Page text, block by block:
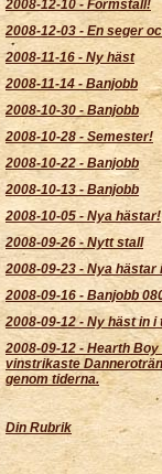
2008-12-10- Formstall!
2008-12-03 - En seger
2008-11-16 - Ny häst
2008-11-14- Banjobb
2008-10-30 -Banjobb
2008-10-28 - Semester!
2008-10-22 - Banjobb
2008-10-13-Banjobb
2008-10-05-Nya hästar!
2008-09-26 - Nytt stall
2008-09-23 - Nya hästar
2008-09-16 - Banjobb
2008-09-12- Ny häst in i
2008-09-12 - Hearth Boy
vinstrikaste
genom tiderna.
Din Rubrik